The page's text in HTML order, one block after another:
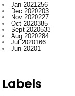
Sept 2020533
Aug 2020284
Jul 2020166
Jun 20201
Ambagarh
Ambagarh Chauki